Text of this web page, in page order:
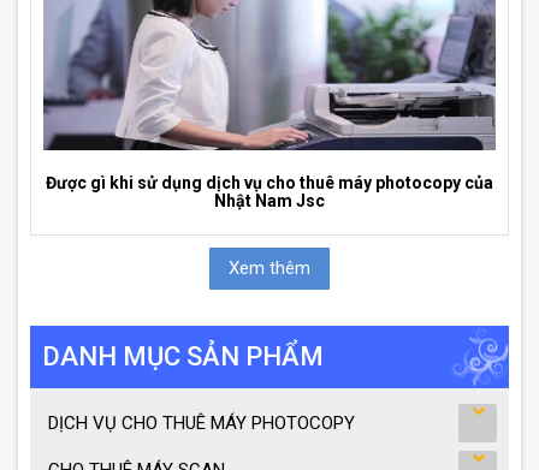
Được gì khi sử dụng dịch vụ cho thuê máy photocopy của
Nhật Nam Jsc
Xem thêm
DANH MỤC SẢN PHẨM
DỊCH VỤ CHO THUÊ MÁY PHOTOCOPY